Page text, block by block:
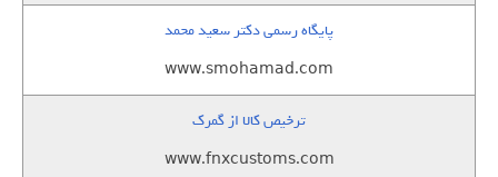
پایگاه رسمی دکتر سعید محمد
www.smohamad.com
ترخیص کالا از گمرک
www.fnxcustoms.com